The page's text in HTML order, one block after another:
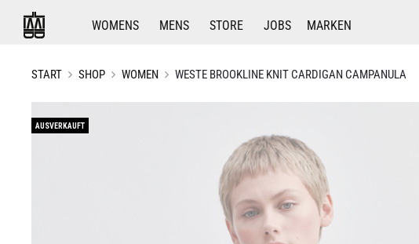
WOMENS MENS STORE JOBS MARKEN
START SHOP WOMEN WESTE BROOKLINE KNIT CARDIGAN CAMPANULA
AUSVERKAUFT